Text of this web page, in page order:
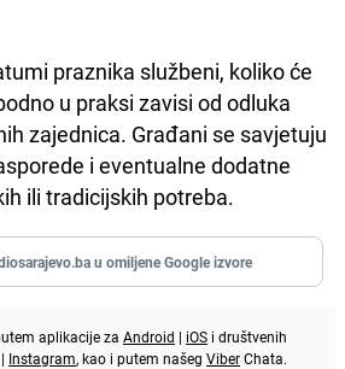
praznika službeni, koliko će
u praksi zavisi od odluka
zajednica. Građani se savjetuju
i eventualne dodatne
ili tradicijskih potreba.
u omiljene Google izvore
aplikacije za Android | iOS i društvenih
| Instagram, kao i putem našeg ViberChata.